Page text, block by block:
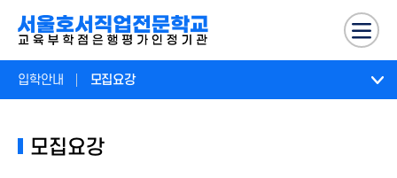
입학안내 모집요강
모집요강